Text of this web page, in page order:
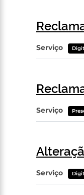
Serviço
Serviço
Serviço